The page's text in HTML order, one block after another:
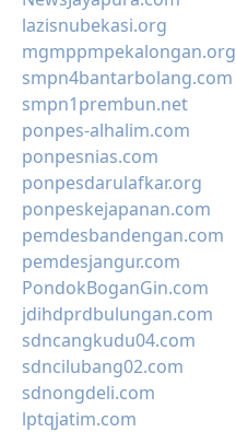
lazisnubekasi.org
mgmppmpekalongan.org
smpn4bantarbolang.com
smpn1prembun.net
ponpes-alhalim.com
ponpesnias.com
ponpesdarulafkar.org
ponpeskejapanan.com
pemdesbandengan.com
pemdesjangur.com
PondokBoganGin.com
jdihdprdbulungan.com
sdncangkudu04.com
sdncilubang02.com
sdnongdeli.com
lptqjatim.com